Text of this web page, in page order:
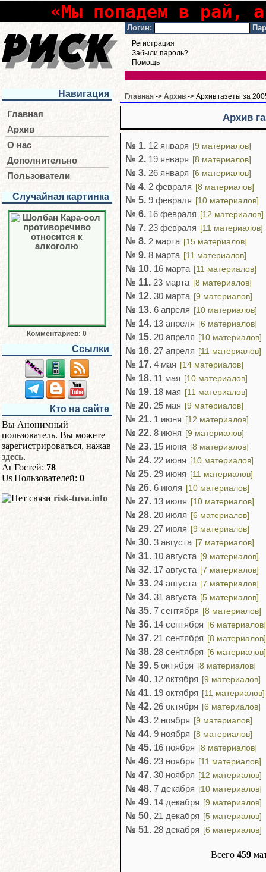
«Мы попадем в рай,
Логин:
Регистрация
Забыли пароль?
Помощь
Навигация
Главная
Архив
О нас
Дополнительно
Пользователи
Случайная картинка
Комментариев: 0
Ссылки
Кто на сайте
Вы Анонимный
пользователь. Вы можете
зарегистрироваться, нажав
здесь.
Гостей: 78
Пользователей: 0
risk-tuva.info
Главная -> Архив -> Архив газеты за
Архив
№ 1. 12 января [9 материалов]
№ 2. 19 января [8 материалов]
№ 3. 26 января [6 материалов]
№ 4. 2 февраля [8 материалов]
№ 5. 9 февраля [10 материалов]
№ 6. 16 февраля [12 материалов]
№ 7. 23 февраля [11 материалов]
№ 8. 2 марта [15 материалов]
№ 9. 8 марта [11 материалов]
№ 10. 16 марта [11 материалов]
№ 11. 23 марта [8 материалов]
№ 12. 30 марта [9 материалов]
№ 13. 6 апреля [10 материалов]
№ 14. 13 апреля [6 материалов]
№ 15. 20 апреля [10 материалов]
№ 16. 27 апреля [11 материалов]
№ 17. 4 мая [14 материалов]
№ 18. 11 мая [10 материалов]
№ 19. 18 мая [11 материалов]
№ 20. 25 мая [9 материалов]
№ 21. 1 июня [12 материалов]
№ 22. 8 июня [9 материалов]
№ 23. 15 июня [8 материалов]
№ 24. 22 июня [10 материалов]
№ 25. 29 июня [11 материалов]
№ 26. 6 июля [10 материалов]
№ 27. 13 июля [10 материалов]
№ 28. 20 июля [6 материалов]
№ 29. 27 июля [9 материалов]
№ 30. 3 августа [7 материалов]
№ 31. 10 августа [9 материалов]
№ 32. 17 августа [7 материалов]
№ 33. 24 августа [7 материалов]
№ 34. 31 августа [5 материалов]
№ 35. 7 сентября [8 материалов]
№ 36. 14 сентября [6 материалов]
№ 37. 21 сентября [8 материалов]
№ 38. 28 сентября [6 материалов]
№ 39. 5 октября [8 материалов]
№ 40. 12 октября [9 материалов]
№ 41. 19 октября [11 материалов]
№ 42. 26 октября [6 материалов]
№ 43. 2 ноября [9 материалов]
№ 44. 9 ноября [8 материалов]
№ 45. 16 ноября [8 материалов]
№ 46. 23 ноября [11 материалов]
№ 47. 30 ноября [12 материалов]
№ 48. 7 декабря [10 материалов]
№ 49. 14 декабря [9 материалов]
№ 50. 21 декабря [5 материалов]
№ 51. 28 декабря [6 материалов]
Всего459